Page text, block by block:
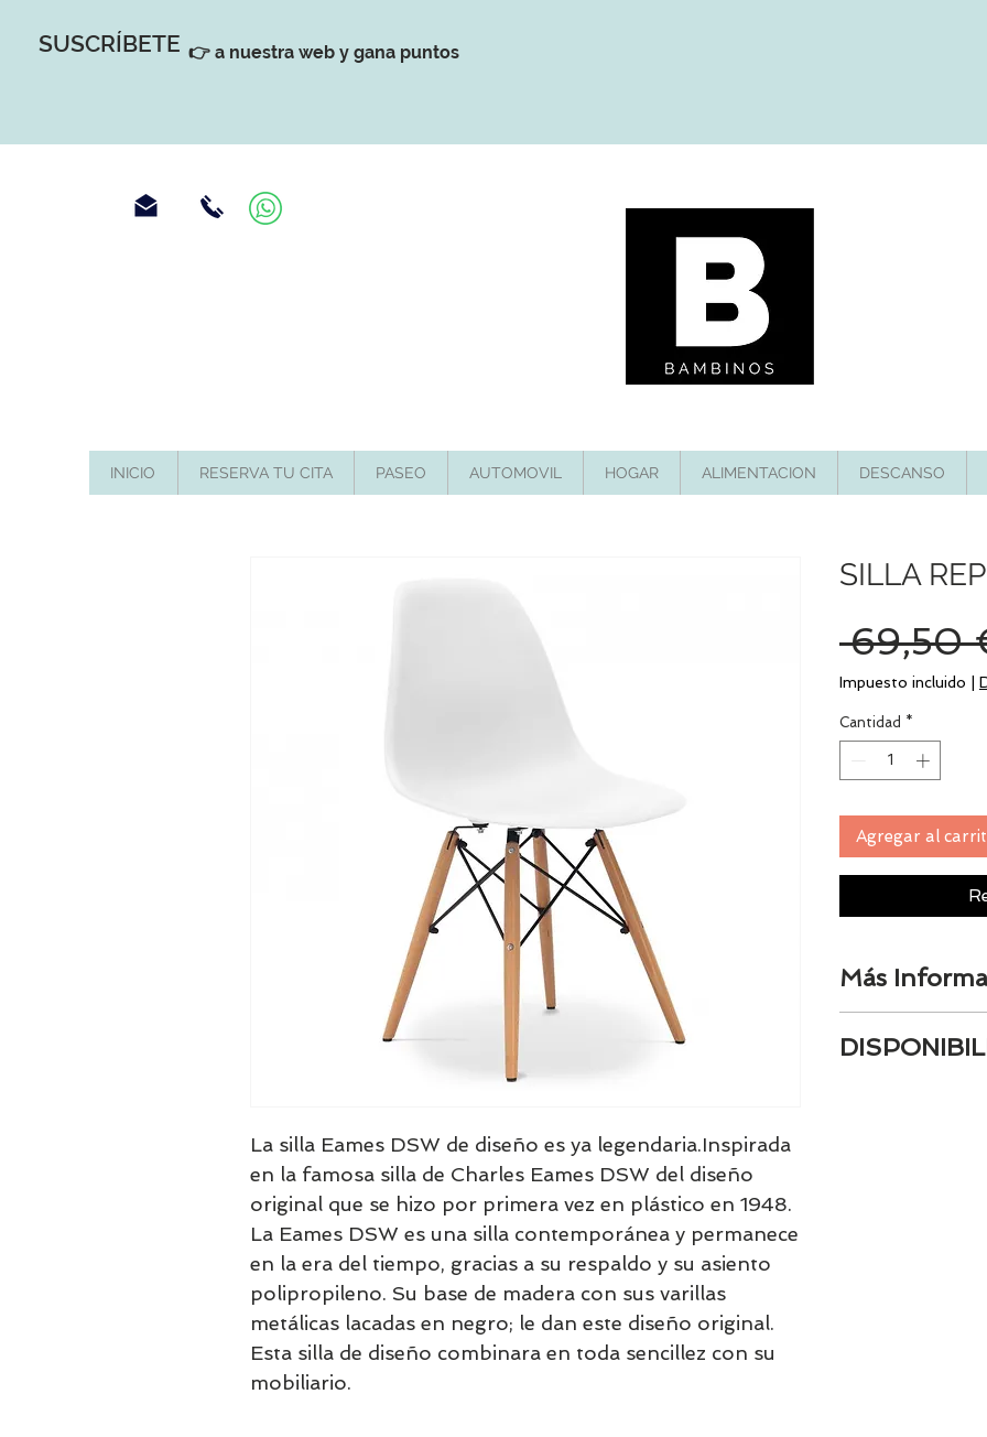
SUSCRÍBETE 👉 a nuestra web y gana puntos
INICIO RESERVA TU CITA PASEO AUTOMOVIL HOGAR ALIMENTACION DESCANSO
La silla Eames DSW de diseño es ya legendaria.Inspirada
en la famosa silla de Charles Eames DSW del diseño
original que se hizo por primera vez en plástico en 1948.
La Eames DSW es una silla contemporánea y permanece
en la era del tiempo, gracias a su respaldo y su asiento
polipropileno. Su base de madera con sus varillas
metálicas lacadas en negro; le dan este diseño original.
Esta silla de diseño combinara en toda sencillez con su
mobiliario.
SILLA
69,50
Impuesto incluido
Cantidad *
Agregar al
Más
- Base de madera